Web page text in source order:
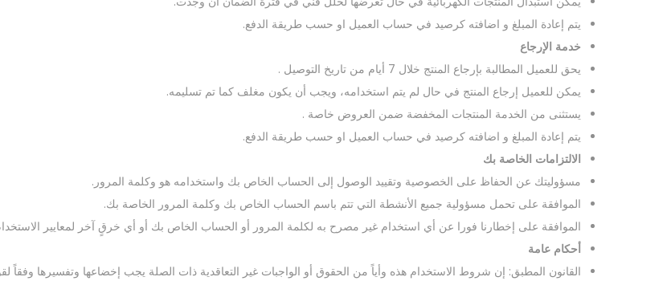
يتم إعادة المبلغ و اضافته كرصيد في حساب العميل او حسب طريقة الدفع.
خدمة الإرجاع
يحق للعميل المطالبة بإرجاع المنتج خلال 7 أيام من تاريخ التوصيل .
يمكن للعميل إرجاع المنتج في حال لم يتم استخدامه، ويجب أن يكون مغلف كما تم تسليمه.
يستثنى من الخدمة المنتجات المخفضة ضمن العروض خاصة .
يتم إعادة المبلغ و اضافته كرصيد في حساب العميل او حسب طريقة الدفع.
الالتزامات الخاصة بك
مسؤوليتك عن الحفاظ على الخصوصية وتقييد الوصول إلى الحساب الخاص بك واستخدامه هو وكلمة المرور.
الموافقة على تحمل مسؤولية جميع الأنشطة التي تتم باسم الحساب الخاص بك وكلمة المرور الخاصة بك.
الموافقة على إخطارنا فورا عن أي استخدام غير مصرح به لكلمة المرور أو الحساب الخاص بك أو أي خرقٍ آخر لمعايير
أحكام عامة
القانون المطبق: إن شروط الاستخدام هذه وأياً من الحقوق أو الواجبات غير التعاقدية ذات الصلة يجب إخضاعها وتفسيرها وفقاً